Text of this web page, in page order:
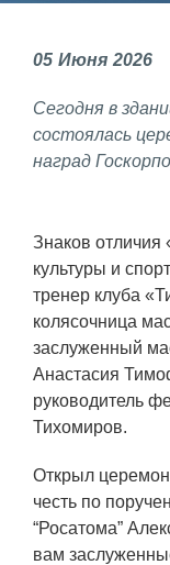
Семинар
металлов и
Аспирантура
Премии
Семинар
ЯТЦ»
Препринты
05 Июня 2026
Сегодня в
состоялась
наград
Знаков отличия
культуры и
тренер клуба
колясочница
заслуженный
Анастасия
руководитель
Тихомиров.
Открыл
честь по
“Росатома”
вам